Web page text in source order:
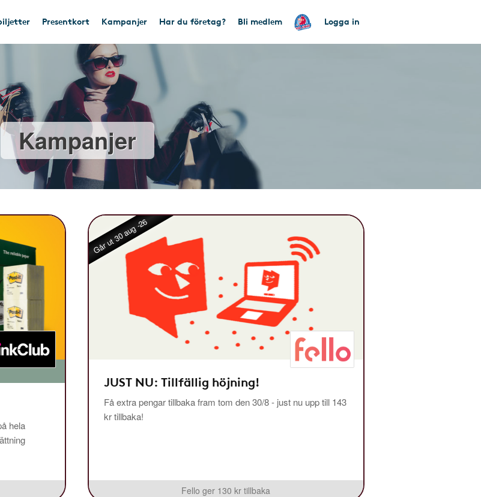
Presentkort Kampanjer Har du företag? Bli medlem Logga in
Kampanjer
hela
Går ut 30 aug -26
JUST NU: Tillfällig höjning!
Få extra pengar tillbaka fram tom den 30/8 - just nu upp till 143
kr tillbaka!
Fello ger 130 kr tillbaka